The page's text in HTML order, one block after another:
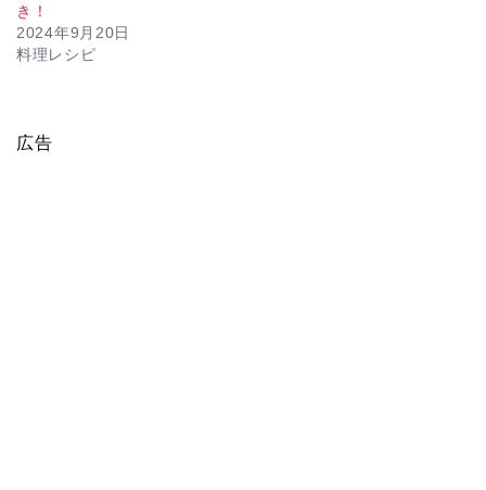
き！
2024年9月20日
料理レシピ
広告